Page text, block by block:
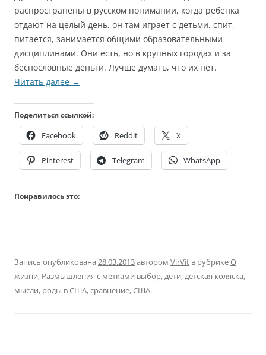
распространены в русском понимании, когда ребенка
отдают на целый день, он там играет с детьми, спит,
питается, занимается общими образовательными
дисциплинами. Они есть, но в крупных городах и за
беснословные деньги. Лучше думать, что их нет.
Читать далее →
Поделиться ссылкой:
Facebook Reddit X
Pinterest Telegram WhatsApp
Понравилось это:
Запись опубликована 28.03.2013автором VirVit в рубрикеО
жизни, Размышления с метками выбор,дети,детская коляска,
мысли, роды в США,сравнение,США.